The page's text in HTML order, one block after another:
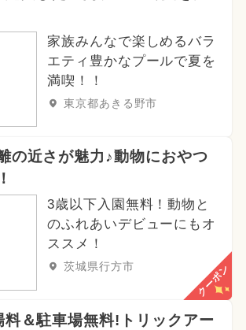
家族みんなで楽しめるバラ
エティ豊かなプールで夏を
満喫！！
東京都あきる野市
の近さが魅力♪動物におやつ
3歳以下入園無料！動物と
のふれあいデビューにもオ
ススメ！
茨城県行方市 クーポン
＆駐車場無料!トリックアー